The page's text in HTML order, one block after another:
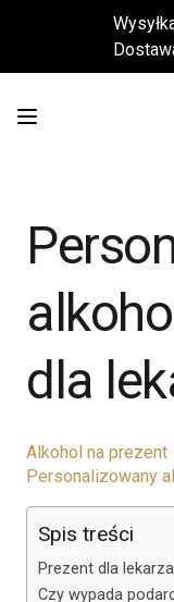
dla
Alkohol na prezent
Personalizowany
Spis treści
Prezent dla lekarza
Czy wypada